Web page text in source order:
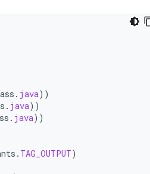
. java))
. java))
. java))
. TAG_OUTPUT)